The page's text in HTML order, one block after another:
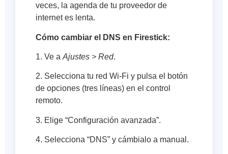
veces, la agenda de tu proveedor de
internet es lenta.
Cómo cambiar el DNS en Firestick:
1. Ve a Ajustes > Red.
2. Selecciona tu red Wi-Fi y pulsa el botón
de opciones (tres líneas) en el control
remoto.
3. Elige “Configuración avanzada”.
4. Selecciona “DNS” y cámbialo a manual.